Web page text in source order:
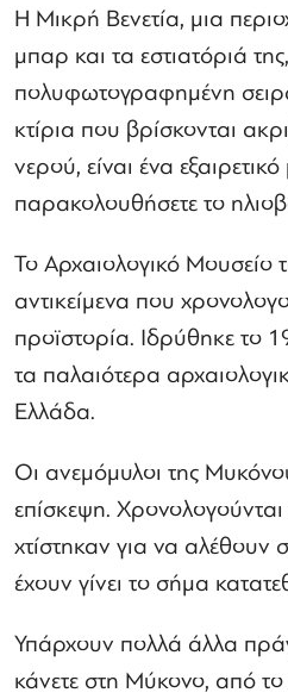
Η Μικρή Βενετία, μια
μπαρ και τα εστιατόριά
πολυφωτογραφημένη
κτίρια που βρίσκονται
νερού, είναι ένα
παρακολουθήσετε το
Το Αρχαιολογικό Μουσείο
αντικείμενα που
προϊστορία. Ιδρύθηκε το
τα παλαιότερα
Ελλάδα.
Οι ανεμόμυλοι της
επίσκεψη.
χτίστηκαν για να
έχουν γίνει το σήμα
Υπάρχουν πολλά άλλα
κάνετε στη Μύκονο, από